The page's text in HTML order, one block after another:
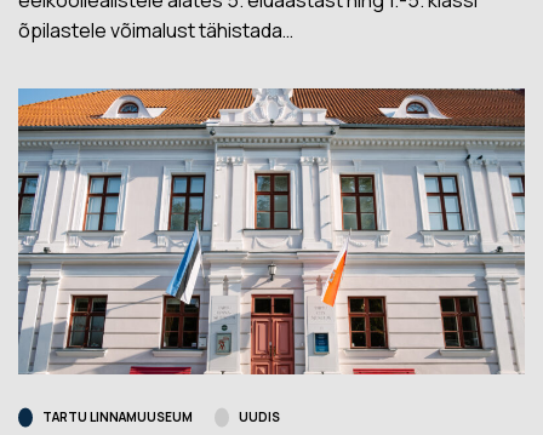
õpilastele võimalust tähistada…
TARTU LINNAMUUSEUM UUDIS